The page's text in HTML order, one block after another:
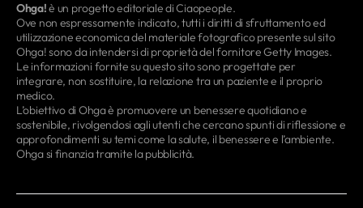
Ohga!è un progetto editoriale di Ciaopeople.
Ove non espressamente indicato, tutti i diritti di sfruttamento ed
utilizzazione economica del materiale fotografico presente sul sito
Ohga! sono da intendersi di proprietà del fornitore Getty Images.
Le informazioni fornite su questo sito sono progettate per
integrare, non sostituire, la relazione tra un paziente e il proprio
medico.
L’obiettivo di Ohga è promuovere un benessere quotidiano e
sostenibile, rivolgendosi agli utenti che cercano spunti di riflessione e
approfondimenti su temi come la salute, il benessere e l’ambiente.
Ohga si finanzia tramite la pubblicità.